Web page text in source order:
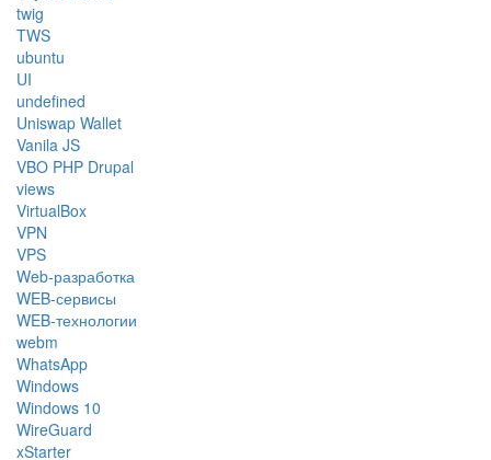
twig
TWS
ubuntu
UI
undefined
Uniswap Wallet
Vanila JS
VBO PHP Drupal
views
VirtualBox
VPN
VPS
Web-разработка
WEB-сервисы
WEB-технологии
webm
WhatsApp
Windows
Windows 10
WireGuard
xStarter